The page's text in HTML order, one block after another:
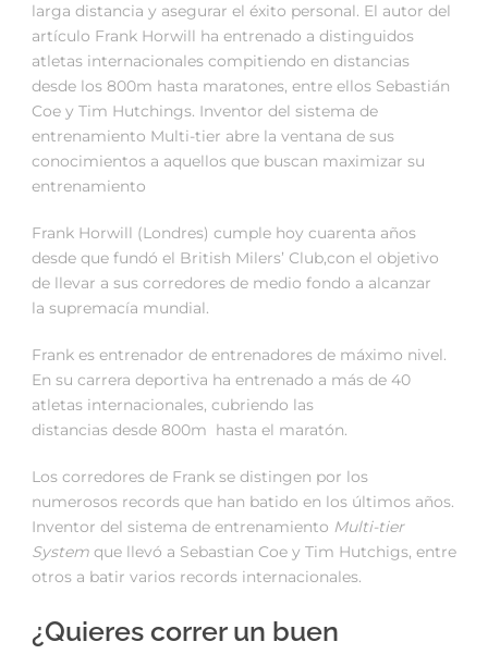
larga distancia y asegurar el éxito personal. El autor del
artículo Frank Horwill ha entrenado a distinguidos
atletas internacionales compitiendo en distancias
desde los 800m hasta maratones, entre ellos Sebastián
Coe y Tim Hutchings. Inventor del sistema de
entrenamiento Multi-tier abre la ventana de sus
conocimientos a aquellos que buscan maximizar su
entrenamiento
Frank Horwill (Londres) cumple hoy cuarenta años
desde que fundó el British Milers’ Club,con el objetivo
de llevar a sus corredores de medio fondo a alcanzar
la supremacía mundial.
Frank es entrenador de entrenadores de máximo nivel.
En su carrera deportiva ha entrenado a más de 40
atletas internacionales, cubriendo las
distancias desde 800m hasta el maratón.
Los corredores de Frank se distingen por los
numerosos records que han batido en los últimos años.
Inventor del sistema de entrenamiento Multi-tier
System que llevó a Sebastian Coe y Tim Hutchigs, entre
otros a batir varios records internacionales.
¿Quieres correr un buen